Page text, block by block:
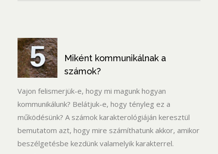
Miként kommunikálnak a
számok?
Vajon felismerjük-e, hogy mi magunk hogyan
kommunikálunk? Belátjuk-e, hogy tényleg ez a
működésünk? A számok karakterológiáján keresztül
bemutatom azt, hogy mire számíthatunk akkor, amikor
beszélgetésbe kezdünk valamelyik karakterrel.